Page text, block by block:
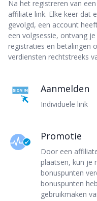
Na het registreren van
affiliate link. Elke keer dat
gevolgd, een account
een volgsessie, ontvang
registraties en betalingen
verdiensten rechtstreeks
Aanmelden
Individuele link
Promotie
Door een
plaatsen, kun je
bonuspunten
bonuspunten
gebruikmaken